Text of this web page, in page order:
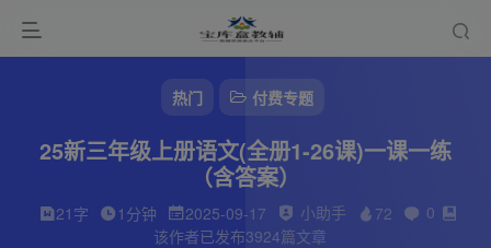
热门 付费专题
25新三年级上册语文(全册1-26课)一课一练
（含答案）
21字 1分钟 2025-09-17 小助手 72
0
该作者已发布3924篇文章